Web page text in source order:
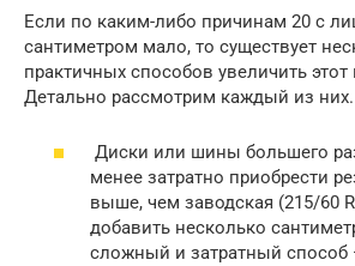
Если по каким-либо причинам 20 с
сантиметром мало, то существует
практичных способов увеличить этот
Детально рассмотрим каждый из них.
Диски или шины большего
менее затратно приобрести
выше, чем заводская (215/60
добавить несколько
сложный и затратный способ